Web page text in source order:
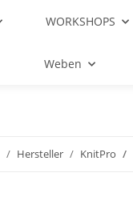
WORKSHOPS
Weben
Hersteller KnitPro